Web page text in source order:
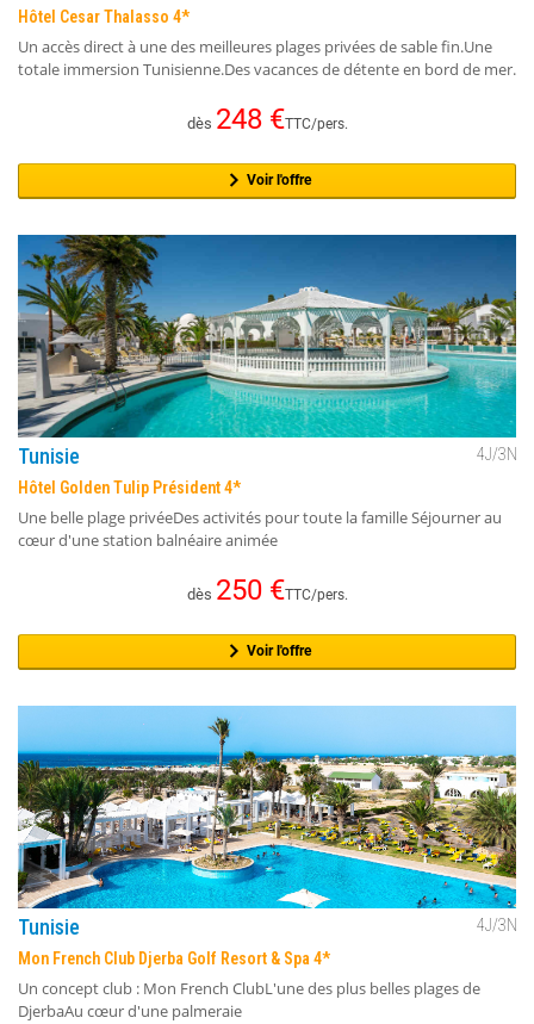
Hôtel Cesar Thalasso 4*
Un accès direct à une des meilleures plages privées de sable fin.Une
totale immersion Tunisienne.Des vacances de détente en bord de mer.
dès 248€TTC/pers.
Voir l'offre
Tunisie 4J/3N
Hôtel Golden Tulip Président 4*
Une belle plage privéeDes activités pour toute la famille Séjourner au
cœur d'une station balnéaire animée
dès 250€TTC/pers.
Voir l'offre
Tunisie 4J/3N
Mon French Club Djerba Golf Resort & Spa 4*
Un concept club : Mon French ClubL'une des plus belles plages de
DjerbaAu cœur d'une palmeraie